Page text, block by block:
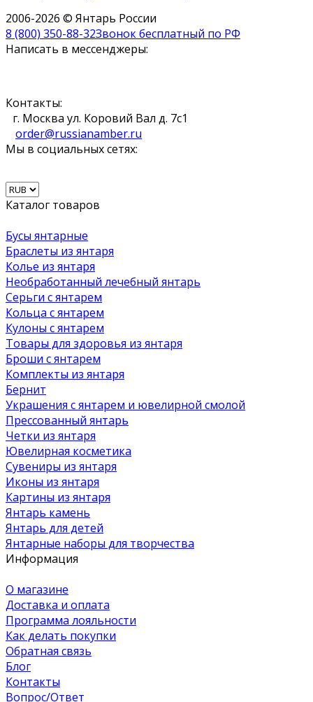
2006-2026 © Янтарь России
8 (800) 350-88-32Звонок бесплатный по РФ
Написать в мессенджеры:
Контакты:
г. Москва ул. Коровий Вал д. 7с1
order@russianamber.ru
Мы в социальных сетях:
Каталог товаров
Бусы янтарные
Браслеты из янтаря
Колье из янтаря
Необработанный лечебный янтарь
Серьги с янтарем
Кольца с янтарем
Кулоны с янтарем
Товары для здоровья из янтаря
Броши с янтарем
Комплекты из янтаря
Бернит
Украшения с янтарем и ювелирной смолой
Прессованный янтарь
Четки из янтаря
Ювелирная косметика
Сувениры из янтаря
Иконы из янтаря
Картины из янтаря
Янтарь камень
Янтарь для детей
Янтарные наборы для творчества
Информация
О магазине
Доставка и оплата
Программа лояльности
Как делать покупки
Обратная связь
Блог
Контакты
Вопрос/Ответ